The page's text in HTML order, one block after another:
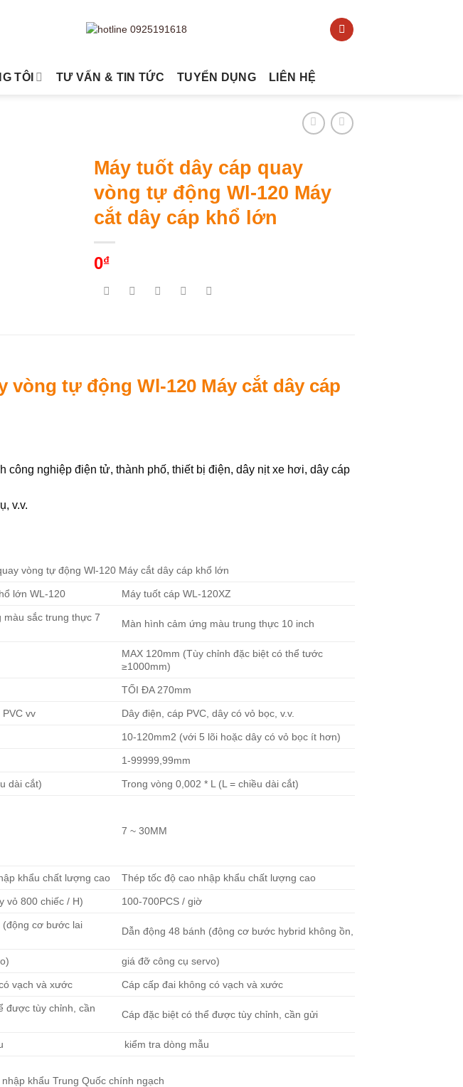
TÔI TƯ VẤN & TIN TỨC TUYỂN DỤNG LIÊN HỆ
Máy tuốt dây cáp quay
vòng tự động Wl-120 Máy
cắt dây cáp khổ lớn
0₫
vòng tự động Wl-120 Máy cắt dây cáp
công nghiệp điện tử, thành phố, thiết bị điện, dây nịt xe hơi, dây cáp
v.v.
vòng tự động Wl-120 Máy cắt dây cáp khổ lớn
lớn WL-120 Máy tuốt cáp WL-120XZ
màu sắc trung thực 7
Màn hình cảm ứng màu trung thực 10 inch
MAX 120mm (Tùy chỉnh đặc biệt có thể tước
≥1000mm)
TỐI ĐA 270mm
vv Dây điện, cáp PVC, dây có vỏ bọc, v.v.
10-120mm2 (với 5 lõi hoặc dây có vỏ bọc ít hơn)
1-99999,99mm
dài cắt) Trong vòng 0,002 * L (L = chiều dài cắt)
7 ~ 30MM
khẩu chất lượng cao Thép tốc độ cao nhập khẩu chất lượng cao
vỏ 800 chiếc / H) 100-700PCS / giờ
(động cơ bước lai
Dẫn động 48 bánh (động cơ bước hybrid không ồn,
giá đỡ công cụ servo)
vạch và xước Cáp cấp đai không có vạch và xước
được tùy chỉnh, cần
Cáp đặc biệt có thể được tùy chỉnh, cần gửi
kiểm tra dòng mẫu
nhập khẩu Trung Quốc chính ngạch